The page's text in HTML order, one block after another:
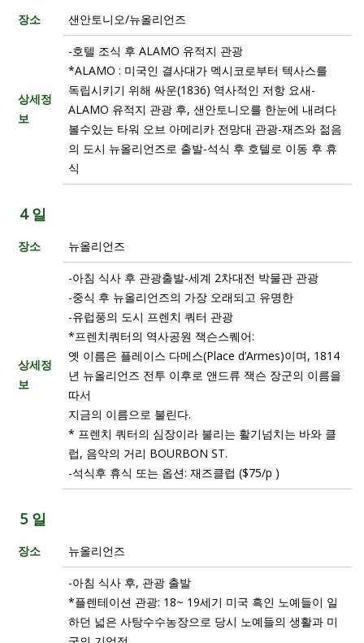
장소 샌안토니오/뉴올리언즈
상세정
보
-호텔 조식 후 ALAMO 유적지 관광
*ALAMO : 미국인 결사대가 멕시코로부터 텍사스를
독립시키기 위해 싸운(1836) 역사적인 저항 요새-
ALAMO 유적지 관광 후, 샌안토니오를 한눈에 내려다
볼수있는 타워 오브 아메리카 전망대 관광-재즈와 젊음
의 도시 뉴올리언즈로 출발-석식 후 호텔로 이동 후 휴
식
4 일
장소 뉴올리언즈
상세정
보
-아침 식사 후 관광출발-세계 2차대전 박물관 관광
-중식 후 뉴올리언즈의 가장 오래되고 유명한
-유럽풍의 도시 프렌치 쿼터 관광
*프렌치쿼터의 역사공원 잭슨스퀘어:
옛 이름은 플레이스 다메스(Place d’Armes)이며, 1814
년 뉴올리언즈 전투 이후로 앤드류 잭슨 장군의 이름을
따서
지금의 이름으로 불린다.
* 프렌치 쿼터의 심장이라 불리는 활기넘치는 바와 클
럽, 음악의 거리 BOURBON ST.
-석식후 휴식 또는 옵션: 재즈클럽 ($75/p )
5 일
장소 뉴올리언즈
-아침 식사 후, 관광 출발
*플렌테이션 관광: 18~ 19세기 미국 흑인 노예들이 일
하던 넓은 사탕수수농장으로 당시 노예들의 생활과 미